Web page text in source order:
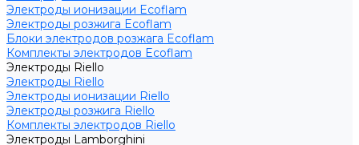
Электроды ионизации Ecoflam
Электроды розжига Ecoflam
Блоки электродов розжага Ecoflam
Комплекты электродов Ecoflam
Электроды Riello
Электроды Riello
Электроды ионизации Riello
Электроды розжига Riello
Комплекты электродов Riello
Электроды Lamborghini